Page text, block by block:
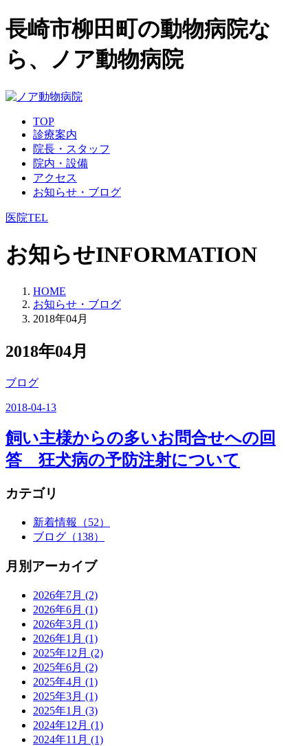
長崎市柳田町の動物病院な
ら、ノア動物病院
TOP
診療案内
院長・スタッフ
院内・設備
アクセス
お知らせ・ブログ
医院TEL
お知らせINFORMATION
HOME
お知らせ・ブログ
2018年04月
2018年04月
ブログ
2018-04-13
飼い主様からの多いお問合せへの回
答 狂犬病の予防注射について
カテゴリ
新着情報
（52）
ブログ （138）
月別アーカイブ
2026年7月 (2)
2026年6月 (1)
2026年3月 (1)
2026年1月 (1)
2025年12月 (2)
2025年6月 (2)
2025年4月 (1)
2025年3月 (1)
2025年1月 (3)
2024年12月 (1)
2024年11月 (1)